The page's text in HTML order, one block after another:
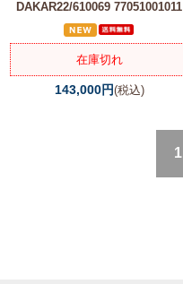
DAKAR22/610069 77051001011
在庫切れ
143,000円(税込)
1